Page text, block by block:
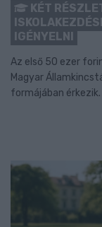
KÉT
IGÉNYELNI
Az első 50 ezer
Magyar
formájában érkezik.